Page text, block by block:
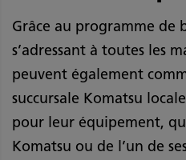
Grâce au programme de
s’adressant à toutes les
peuvent également
succursale Komatsu
pour leur équipement,
Komatsu ou de l’un de